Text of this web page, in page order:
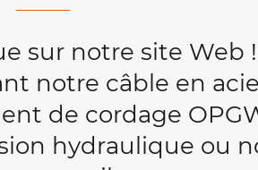
sur notre site
notre câble en
de cordage
hydraulique ou